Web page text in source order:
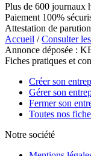
Plus de 600 journaux
Paiement 100%
Attestation de
Accueil /Consulter
Annonce déposée :
Fiches pratiques et
Créer son
Gérer son
Fermer son
Toutes nos
Notre société